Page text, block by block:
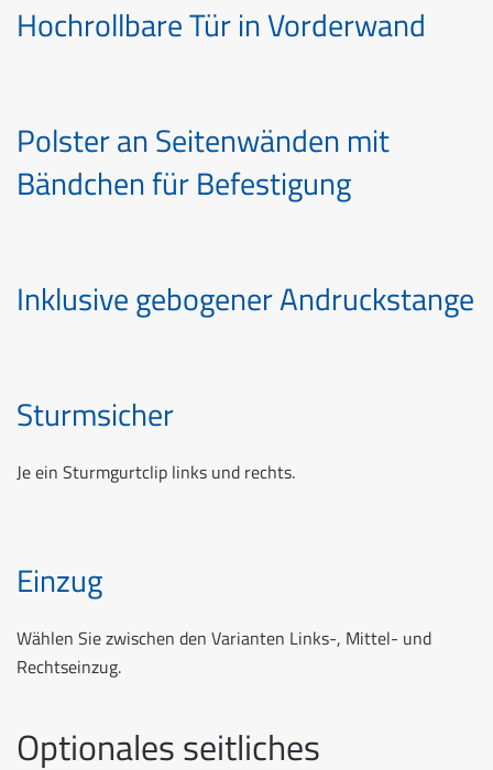
Hochrollbare Tür in Vorderwand
Polster an Seitenwänden mit
Bändchen für Befestigung
Inklusive gebogener Andruckstange
Sturmsicher
Je ein Sturmgurtclip links und rechts.
Einzug
Wählen Sie zwischen den Varianten Links-, Mittel- und
Rechtseinzug.
Optionales seitliches